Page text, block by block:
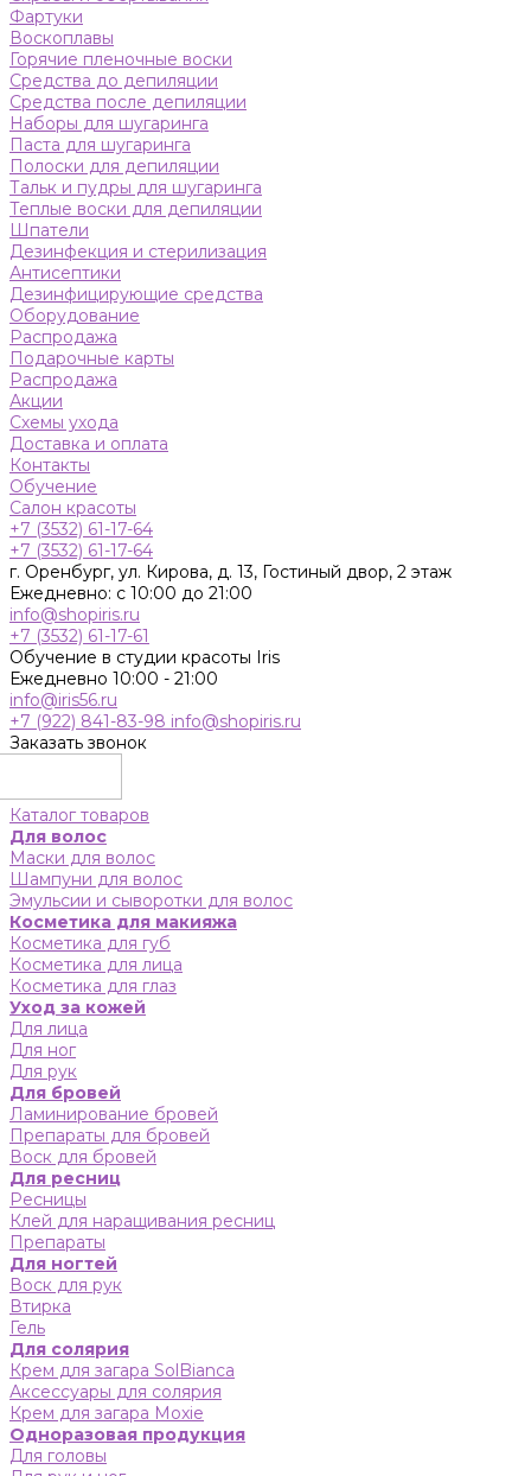
Фартуки
Воскоплавы
Горячие пленочные воски
Средства до депиляции
Средства после депиляции
Наборы для шугаринга
Паста для шугаринга
Полоски для депиляции
Тальк и пудры для шугаринга
Теплые воски для депиляции
Шпатели
Дезинфекция и стерилизация
Антисептики
Дезинфицирующие средства
Оборудование
Распродажа
Подарочные карты
Распродажа
Акции
Схемы ухода
Доставка и оплата
Контакты
Обучение
Салон красоты
+7 (3532) 61-17-64
+7 (3532) 61-17-64
г. Оренбург, ул. Кирова, д. 13, Гостиный двор, 2 этаж
Ежедневно: с 10:00 до 21:00
info@shopiris.ru
+7 (3532) 61-17-61
Обучение в студии красоты Iris
Ежедневно 10:00 - 21:00
info@iris56.ru
+7 (922) 841-83-98 info@shopiris.ru
Заказать звонок
Каталог товаров
Для волос
Маски для волос
Шампуни для волос
Эмульсии и сыворотки для волос
Косметика для макияжа
Косметика для губ
Косметика для лица
Косметика для глаз
Уход за кожей
Для лица
Для ног
Для рук
Для бровей
Ламинирование бровей
Препараты для бровей
Воск для бровей
Для ресниц
Ресницы
Клей для наращивания ресниц
Препараты
Для ногтей
Воск для рук
Втирка
Гель
Для солярия
Крем для загара SolBianca
Аксессуары для солярия
Крем для загара Moxie
Одноразовая продукция
Для головы